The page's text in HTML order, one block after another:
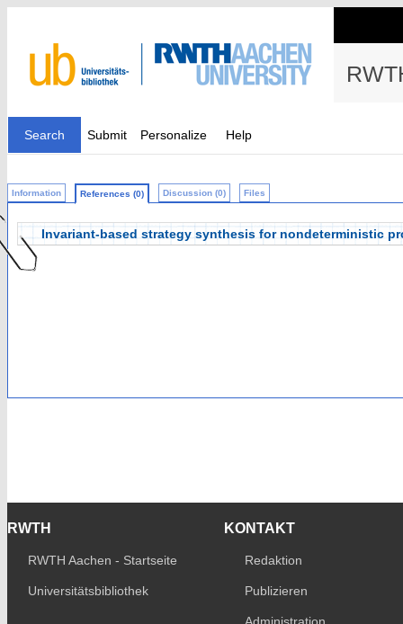
Search Submit Personalize Help
Information References (0) Discussion (0) Files
Invariant-based strategy synthesis for nondeterministic
RWTH
RWTH Aachen - Startseite
Universitätsbibliothek
KONTAKT
Redaktion
Publizieren